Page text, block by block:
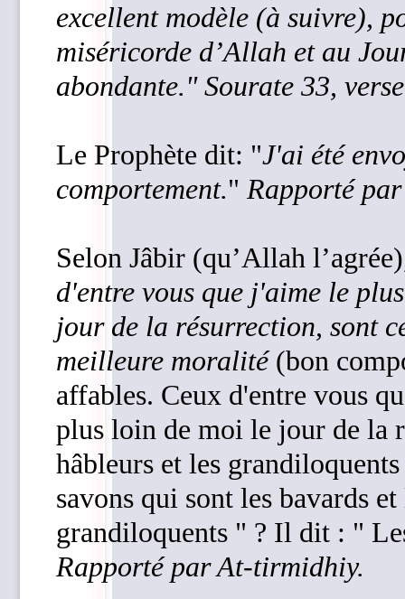
excellent modèle (à suivre),
miséricorde d’Allah et au
abondante." Sourate 33,
Le Prophète dit: "J'ai été
comportement." Rapporté
Selon Jâbir (qu’Allah
d'entre vous que j'aime le
jour de la résurrection, sont
meilleure moralité(bon
affables. Ceux d'entre vous
plus loin de moi le jour de la
hâbleurs et les
savons qui sont les bavards
grandiloquents " ? Il dit : "
Rapporté par At-tirmidhiy.